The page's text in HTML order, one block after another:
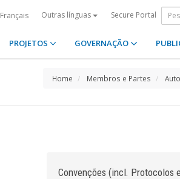
Français Outras línguas Secure Portal
PROJETOS GOVERNAÇÃO
Home Membros e Partes
Convenções (incl. Protocolos